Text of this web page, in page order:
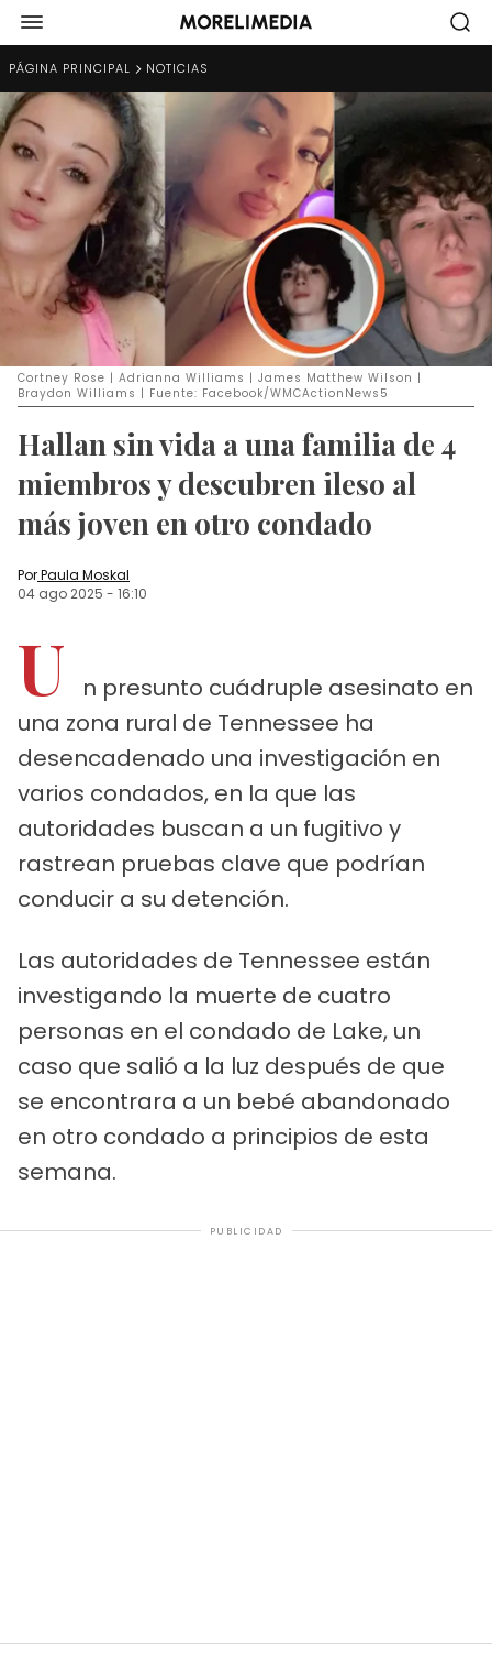
PÁGINA PRINCIPAL NOTICIAS
Cortney Rose | Adrianna Williams | James Matthew Wilson |
Braydon Williams | Fuente: Facebook/WMCActionNews5
Hallan sin vida a una familia de 4
miembros y descubren ileso al
más joven en otro condado
PorPaula Moskal
04 ago 2025 - 16:10
U
n presunto cuádruple asesinato en
una zona rural de Tennessee ha
desencadenado una investigación en
varios condados, en la que las
autoridades buscan a un fugitivo y
rastrean pruebas clave que podrían
conducir a su detención.
Las autoridades de Tennessee están
investigando la muerte de cuatro
personas en el condado de Lake, un
caso que salió a la luz después de que
se encontrara a un bebé abandonado
en otro condado a principios de esta
semana.
PUBLICIDAD